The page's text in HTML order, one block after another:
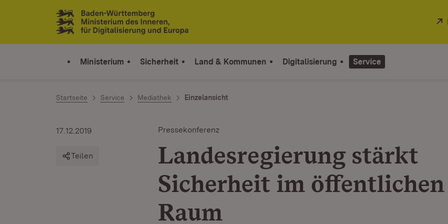
Zum Inhalt springen
Link zur Startseite
Ministerium Sicherheit Land & Kommunen Digitalisierung Service
Startseite Service Mediathek Einzelansicht
Pressekonferenz
Landesregierung stärkt
Sicherheit im öffentlichen
Raum
17.12.2019
Teilen